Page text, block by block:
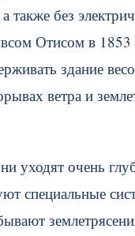
без
Отисом в 1853
здание
ветра и
уходят очень
специальные